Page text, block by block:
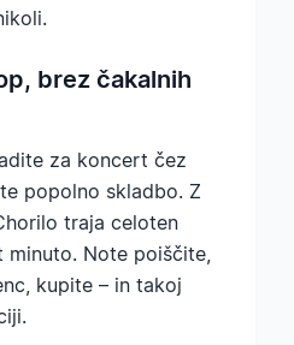
brez čakalnih
za koncert čez
popolno skladbo. Z
traja celoten
minuto. Note poiščite,
kupite – in takoj